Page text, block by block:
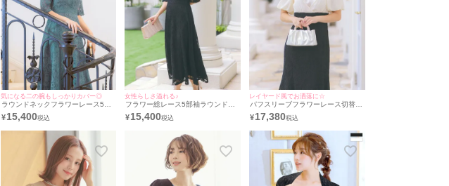
気になる二の腕もしっかりカバー◎
ラウンドネックフラワーレース5部
袖フレアロングスカート結婚式パー
ティードレス [Retica/レティカ]
¥ 15,400
女性らしさ溢れる♪
フラワー総レース5部袖ラウンドネ
ックフレアロングスカート結婚式パ
ーティードレス [Retica/レティカ]
¥15,400
レイヤード風でお洒落に☆
パフスリーブフラワーレース切替デ
ザインマーメイドロングスカート結
婚式パーティードレス [Retica/レテ
¥17,380